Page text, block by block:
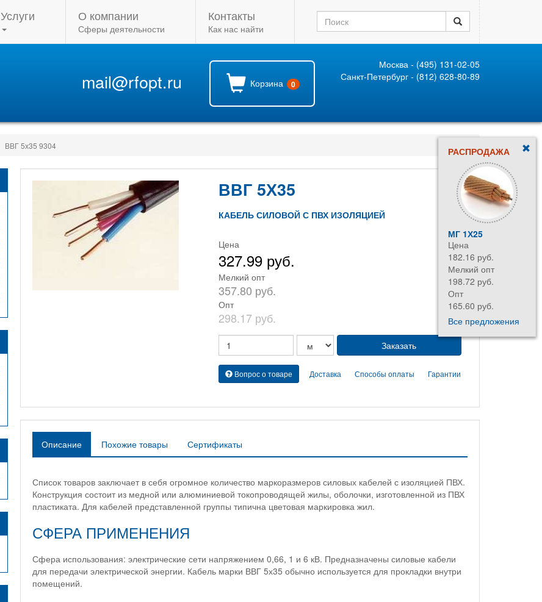
Услуги О компании
Сферы деятельности
Контакты
Как нас найти
mail@rfopt.ru Корзина 0
Москва - (495) 131-02-05
Санкт-Петербург - (812) 628-80-89
РАСПРОДАЖА
МГ 1Х25
Цена
182.16 руб.
Мелкий опт
198.72 руб.
Опт
165.60 руб.
Все предложения
ВВГ 5х35 9304
ВВГ 5Х35
КАБЕЛЬ СИЛОВОЙ С ПВХ ИЗОЛЯЦИЕЙ
Цена
327.99 руб.
Мелкий опт
357.80 руб.
Опт
298.17 руб.
Вопрос о товаре Гарантии
Способы оплаты
Доставка
Описание Похожие товары Сертификаты
Список товаров заключает в себя огромное количество маркоразмеров силовых кабелей с изоляцией ПВХ.
Конструкция состоит из медной или алюминиевой токопроводящей жилы, оболочки, изготовленной из ПВХ
пластиката. Для кабелей представленной группы типична цветовая маркировка жил.
СФЕРА ПРИМЕНЕНИЯ
Сфера использования: электрические сети напряжением 0,66, 1 и 6 кВ. Предназначены силовые кабели
для передачи электрической энергии. Кабель марки ВВГ 5х35 обычно используется для прокладки внутри
помещений.